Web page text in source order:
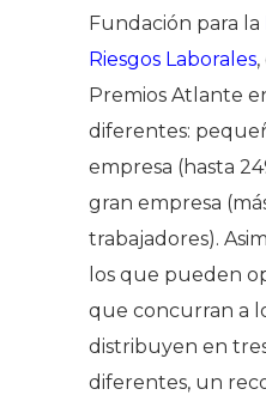
Fundación para la
Riesgos Laborales
Premios Atlante
diferentes:
empresa (hasta
gran empresa
trabajadores).
los que pueden
que concurran a
distribuyen en
diferentes, un